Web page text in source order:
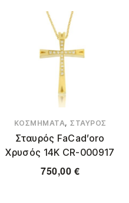
ΚΟΣΜΉΜΑΤΑ, ΣΤΑΥΡΌΣ
Σταυρός FaCad’oro
Χρυσός 14Κ CR-000917
750,00 €